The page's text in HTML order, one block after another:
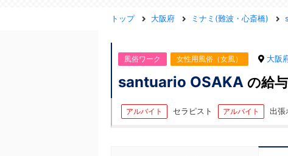
トップ 大阪府 ミナミ(難波・心斎橋)
風俗ワーク 女性用風俗（女風） 大阪
santuario OSAKA の給
アルバイト セラピスト アルバイト 出張